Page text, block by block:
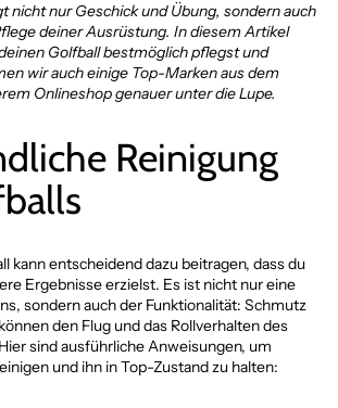
nicht nur Geschick und Übung, sondern auch
deiner Ausrüstung. In diesem Artikel
Golfball bestmöglich pflegst und
wir auch einige Top-Marken aus dem
Onlineshopgenauer unter die Lupe.
Reinigung
kann entscheidend dazu beitragen, dass du
Ergebnisse erzielst. Es ist nicht nur eine
sondern auch der Funktionalität: Schmutz
den Flug und das Rollverhalten des
sind ausführliche Anweisungen, um
und ihn in Top-Zustand zu halten: